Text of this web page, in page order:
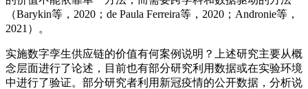
（Barykin等，2020；de Paula Ferreira等，2020；Andronie等，
2021）。
实施数字孪生供应链的价值有何案例说明？上述研究主要从概
念层面进行了论述，目前也有部分研究利用数据或在实验环境
中进行了验证。部分研究者利用新冠疫情的公开数据，分析说